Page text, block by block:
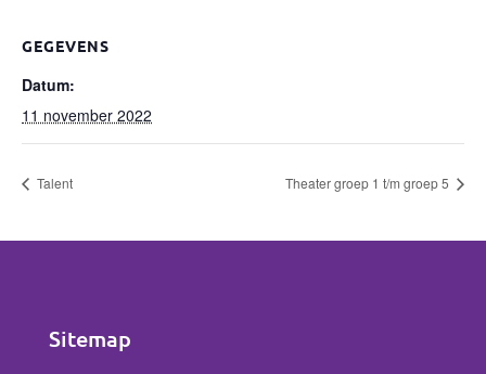
GEGEVENS
Datum:
11 november 2022
Talent Theater groep 1 t/m groep 5
Sitemap